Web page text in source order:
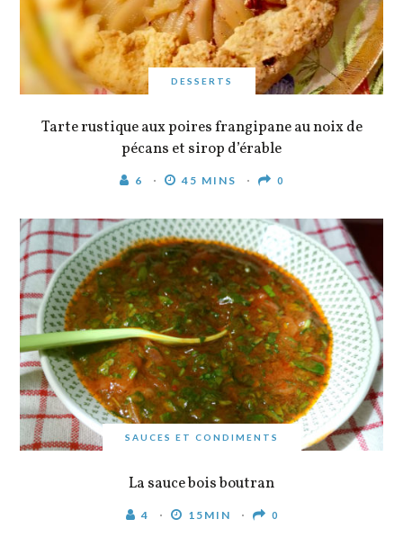
DESSERTS
Tarte rustique aux poires frangipane au noix de
pécans et sirop d’érable
6 45 MINS 0
SAUCES ET CONDIMENTS
La sauce bois boutran
4 15MIN 0